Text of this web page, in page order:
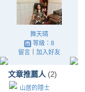
舞天晴
等級：8
留言｜ 加入好友
文章推薦人 (2)
山居的隱士